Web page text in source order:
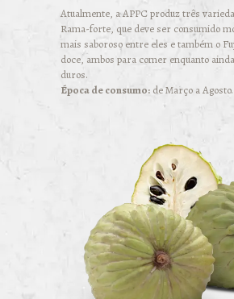
Atualmente, a APPC produz três
Rama-forte, que deve ser consumido
mais saboroso entre eles e também o
doce, ambos para comer enquanto
duros.
Época de consumo: de Março a Agosto.